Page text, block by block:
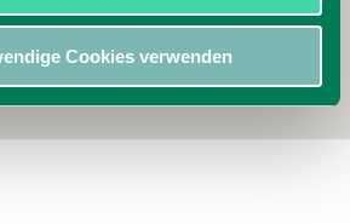
Cookies verwenden